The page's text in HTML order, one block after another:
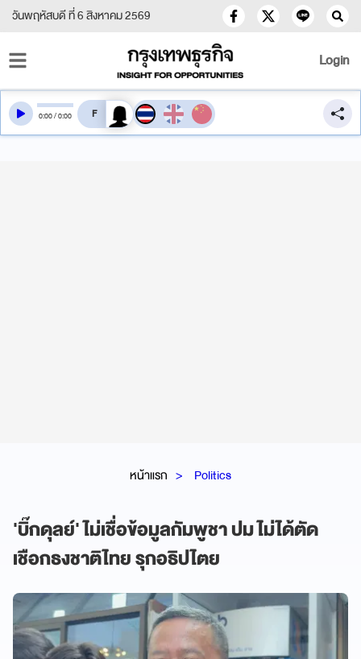
วันพฤหัสบดี ที่ 6 สิงหาคม 2569
Login
หน้าแรก Politics
'บิ๊กดุลย์' ไม่เชื่อข้อมูลกัมพูชา ปม ไม่ได้ตัด
เชือกธงชาติไทย รุกอธิปไตย
0:00/0:00 สลับเสียงอ่าน